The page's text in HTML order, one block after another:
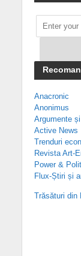
Anacronic
Anonimus
Argumente
Active News
Trenduri
Revista Art-
Power &
Flux-Știri și
Trăsături din